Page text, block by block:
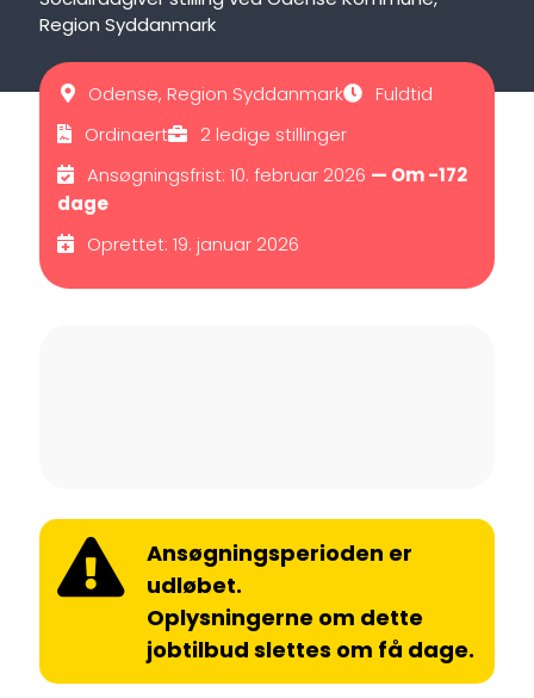
Region Syddanmark
Odense, Region Syddanmark
Fuldtid
Ordinaert
2 ledige stillinger
Ansøgningsfrist: 10. februar 2026 — Om -172
dage
Oprettet: 19. januar 2026
Ansøgningsperioden er
udløbet.
Oplysningerne om dette
jobtilbud slettes om få dage.